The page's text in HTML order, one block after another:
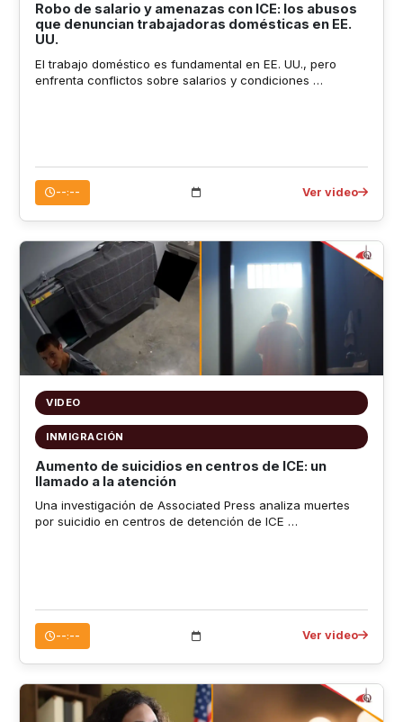
Robo de salario y amenazas con ICE: los abusos
que denuncian trabajadoras domésticas en EE.
UU.
El trabajo doméstico es fundamental en EE. UU., pero
enfrenta conflictos sobre salarios y condiciones …
--:-- Ver video
VIDEO
INMIGRACIÓN
Aumento de suicidios en centros de ICE: un
llamado a la atención
Una investigación de Associated Press analiza muertes
por suicidio en centros de detención de ICE …
--:-- Ver video